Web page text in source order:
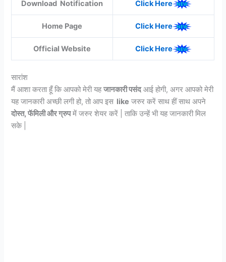
Download Notification Click Here
Home Page Click Here
Official Website Click Here
सारांश
मैं आशा करता हूँ कि आपको मेरी यहजानकारी पसंदआई होगी, अगर आपको मेरी
यह जानकारी अच्छी लगी हो, तो आप इस like जरुर करें साथ हीं साथ अपने
दोस्त, फॅमिली और ग्रुपमें जरुर शेयर करें | ताकि उन्हें भी यह जानकारी मिल
सके |